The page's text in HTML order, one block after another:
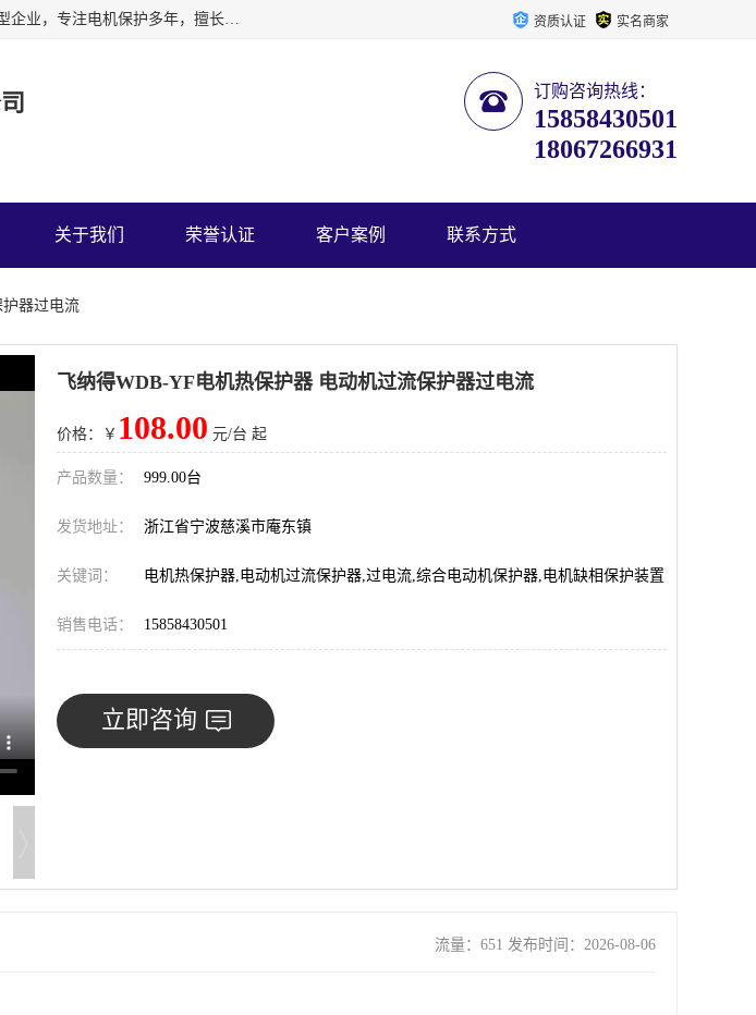
宁波飞纳得电器有限公司以工业电器为主导，集研发，制造，贸易，服务等功能于一体的科技型企业，专注电机保护多年，擅长单片机技术在工业控制、电力电子、汽车电子等领域的应用。主要产品有电机保护器，缺相保护器，相序保护器，电压电流表，浪涌保护器，温控器等我们的使命是通过系统的解决方案为客户创造高的价值，我们也热诚欢迎国内外客户来公司考察交流。 资质认证 实名商家
订购咨询热线：
15858430501
18067266931
关于我们 荣誉认证 客户案例 联系方式
器过电流
飞纳得WDB-YF电机热保护器 电动机过流保护器过电流
价格：￥ 108.00 元/台 起
产品数量： 999.00台
发货地址： 浙江省宁波慈溪市庵东镇
关键词： 电机热保护器,电动机过流保护器,过电流,综合电动机保护器,电机缺相保护装置
销售电话： 15858430501
立即咨询
流量：651 发布时间：2026-08-06